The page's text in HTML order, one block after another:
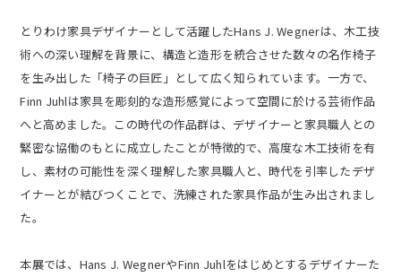
とりわけ家具デザイナーとして活躍したHans J. Wegnerは、木工技
術への深い理解を背景に、構造と造形を統合させた数々の名作椅子
を生み出した「椅子の巨匠」として広く知られています。一方で、
Finn Juhlは家具を彫刻的な造形感覚によって空間に於ける芸術作品
へと高めました。この時代の作品群は、デザイナーと家具職人との
緊密な協働のもとに成立したことが特徴的で、高度な木工技術を有
し、素材の可能性を深く理解した家具職人と、時代を引率したデザ
イナーとが結びつくことで、洗練された家具作品が生み出されまし
た。
本展では、Hans J. WegnerやFinn Juhlをはじめとするデザイナーた